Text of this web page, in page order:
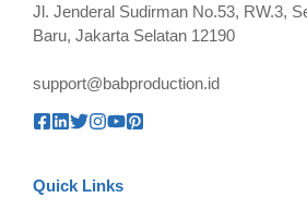
Jl. Jenderal Sudirman No.53, RW.3,
Baru, Jakarta Selatan 12190
support@babproduction.id
Quick Links